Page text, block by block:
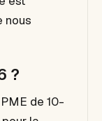
nous
?
de 10-